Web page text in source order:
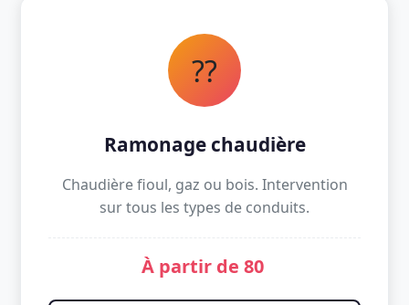
??
Ramonage chaudière
Chaudière fioul, gaz ou bois. Intervention
sur tous les types de conduits.
À partir de 80 